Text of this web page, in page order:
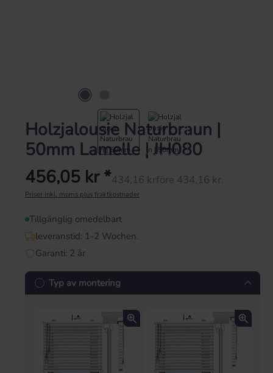
Holzjalousie Naturbraun |
50mm Lamelle | JH080
Försäljningspris:
456,05 kr *Ordinarie pris:
434,16 krföre 434,16 kr.
Priser inkl. moms plus fraktkostnader
Tillgänglig omedelbart
leveranstid: 1-2 Wochen.
Garanti: 2 år
Typ av montering